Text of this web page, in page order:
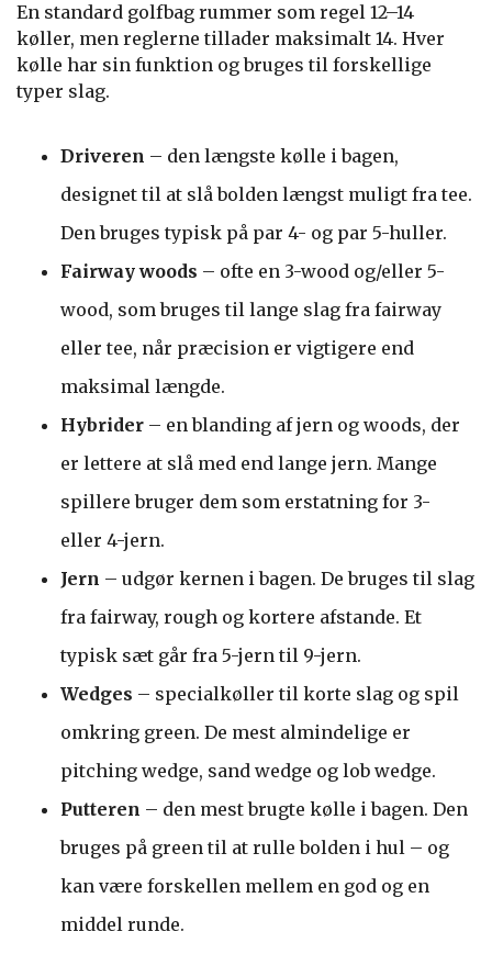
En standard golfbag rummer som regel 12–14
køller, men reglerne tillader maksimalt 14. Hver
kølle har sin funktion og bruges til forskellige
typer slag.
Driveren – den længste kølle i bagen,
designet til at slå bolden længst muligt fra tee.
Den bruges typisk på par 4- og par 5-huller.
Fairway woods – ofte en 3-wood og/eller 5-
wood, som bruges til lange slag fra fairway
eller tee, når præcision er vigtigere end
maksimal længde.
Hybrider – en blanding af jern og woods, der
er lettere at slå med end lange jern. Mange
spillere bruger dem som erstatning for 3-
eller 4-jern.
Jern – udgør kernen i bagen. De bruges til slag
fra fairway, rough og kortere afstande. Et
typisk sæt går fra 5-jern til 9-jern.
Wedges – specialkøller til korte slag og spil
omkring green. De mest almindelige er
pitching wedge, sand wedge og lob wedge.
Putteren – den mest brugte kølle i bagen. Den
bruges på green til at rulle bolden i hul – og
kan være forskellen mellem en god og en
middel runde.